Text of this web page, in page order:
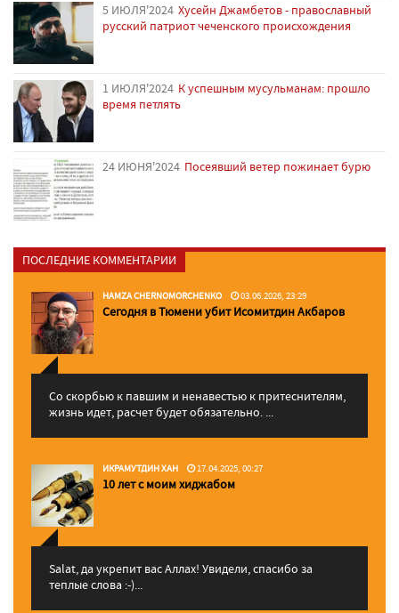
5 ИЮЛЯ'2024 Хусейн Джамбетов - православный
русский патриот чеченского происхождения
1 ИЮЛЯ'2024 К успешным мусульманам: прошло
время петлять
24 ИЮНЯ'2024 Посеявший ветер пожинает бурю
ПОСЛЕДНИЕ КОММЕНТАРИИ
HAMZA CHERNOMORCHENKO 03.06.2026, 23:29
Сегодня в Тюмени убит Исомитдин Акбаров
Со скорбью к павшим и ненавестью к притеснителям,
жизнь идет, расчет будет обязательно. ...
ИКРАМУТДИН ХАН 17.04.2025, 00:27
10 лет с моим хиджабом
Salat, да укрепит вас Аллаx! Увидели, спасибо за
теплые слова :-)...